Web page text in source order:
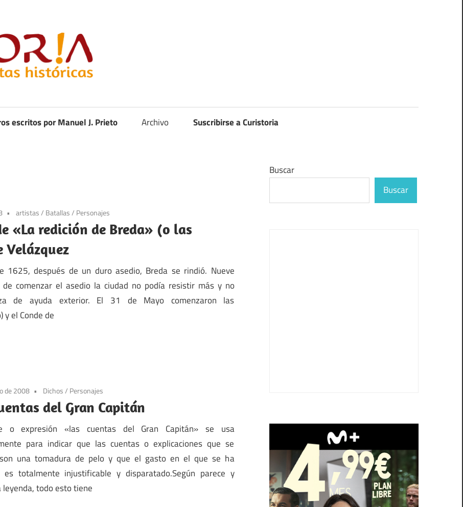
escritos por Manuel J. Prieto Archivo Suscribirse a Curistoria
artistas/ Batallas/ Personajes
«La redición de Breda» (o las
Velázquez
1625, después de un duro asedio, Breda se rindió. Nueve
de comenzar el asedio la ciudad no podía resistir más y no
de ayuda exterior. El 31 de Mayo comenzaron las
y el Conde de
de 2008 Dichos/ Personajes
del Gran Capitán
o expresión «las cuentas del Gran Capitán» se usa
para indicar que las cuentas o explicaciones que se
una tomadura de pelo y que el gasto en el que se ha
es totalmente injustificable y disparatado.Según parece y
leyenda, todo esto tiene
Buscar
Buscar